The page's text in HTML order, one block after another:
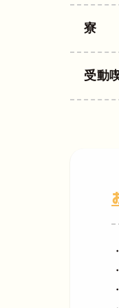
寮
受動